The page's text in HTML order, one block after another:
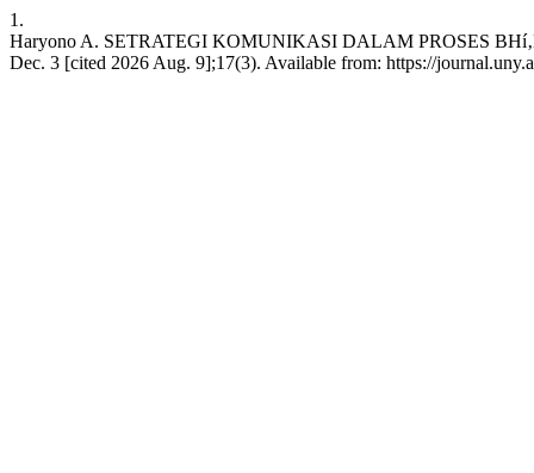
1.
Haryono A. SETRATEGI KOMUNIKASI DALAM PROSES
Dec. 3 [cited 2026 Aug. 9];17(3). Available from: https://